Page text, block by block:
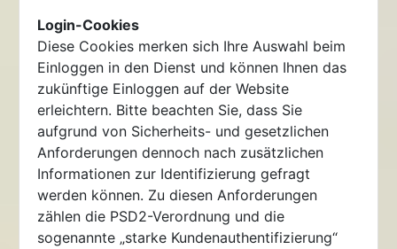
Login-Cookies
Diese Cookies merken sich Ihre Auswahl beim
Einloggen in den Dienst und können Ihnen das
zukünftige Einloggen auf der Website
erleichtern. Bitte beachten Sie, dass Sie
aufgrund von Sicherheits- und gesetzlichen
Anforderungen dennoch nach zusätzlichen
Informationen zur Identifizierung gefragt
werden können. Zu diesen Anforderungen
zählen die PSD2-Verordnung und die
sogenannte „starke Kundenauthentifizierung“